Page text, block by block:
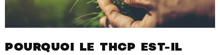
POURQUOI LE THCP EST-IL